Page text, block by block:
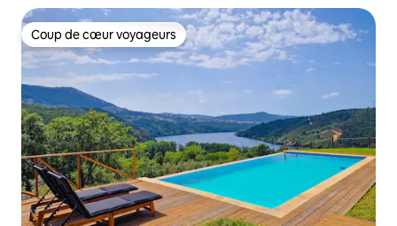
Coup de cœur voyageurs
Coup de cœur voyageurs